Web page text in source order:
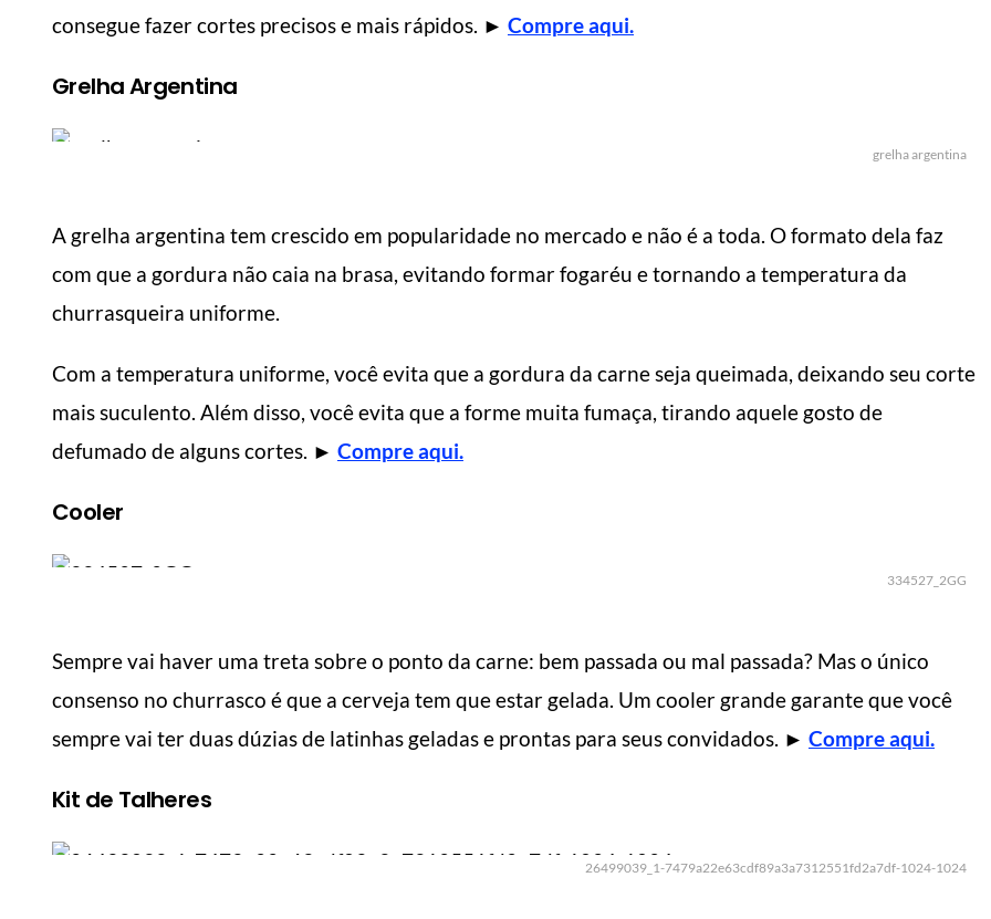
consegue fazer cortes precisos e mais rápidos. ► Compre aqui.
Grelha Argentina
grelha argentina
A grelha argentina tem crescido em popularidade no mercado e não é a toda. O formato dela faz
com que a gordura não caia na brasa, evitando formar fogaréu e tornando a temperatura da
churrasqueira uniforme.
Com a temperatura uniforme, você evita que a gordura da carne seja queimada, deixando seu corte
mais suculento. Além disso, você evita que a forme muita fumaça, tirando aquele gosto de
defumado de alguns cortes. ► Compre aqui.
Cooler
334527_2GG
Sempre vai haver uma treta sobre o ponto da carne: bem passada ou mal passada? Mas o único
consenso no churrasco é que a cerveja tem que estar gelada. Um cooler grande garante que você
sempre vai ter duas dúzias de latinhas geladas e prontas para seus convidados. ► Compre aqui.
Kit de Talheres
26499039_1-7479a22e63cdf89a3a7312551fd2a7df-1024-1024
MANUAL DO HOMEM MODERNO
6 dicas de como fazer
suas roupas durarem
mais
Manual do Homem Moderno
MANUAL DO HOMEM MODERNO
Como fazer o dia render
mais
5 dicas de como usar
bermuda